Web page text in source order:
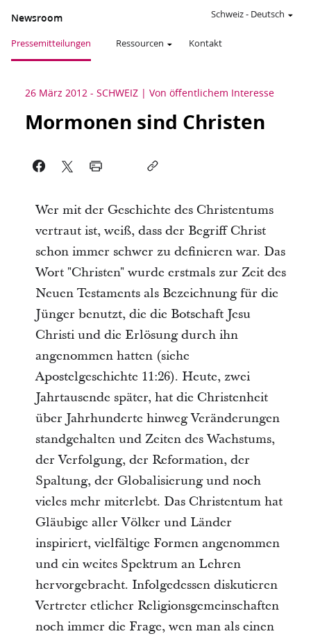
Newsroom
Pressemitteilungen Ressourcen Kontakt
Schweiz- Deutsch
26 März 2012 - SCHWEIZ Von öffentlichem Interesse
Mormonen sind Christen
Wer mit der Geschichte des Christentums
vertraut ist, weiß, dass der Begriff Christ
schon immer schwer zu definieren war. Das
Wort "Christen" wurde erstmals zur Zeit des
Neuen Testaments als Bezeichnung für die
Jünger benutzt, die die Botschaft Jesu
Christi und die Erlösung durch ihn
angenommen hatten (siehe
Apostelgeschichte 11:26). Heute, zwei
Jahrtausende später, hat die Christenheit
über Jahrhunderte hinweg Veränderungen
standgehalten und Zeiten des Wachstums,
der Verfolgung, der Reformation, der
Spaltung, der Globalisierung und noch
vieles mehr miterlebt. Das Christentum hat
Gläubige aller Völker und Länder
inspiriert, vielfältige Formen angenommen
und ein weites Spektrum an Lehren
hervorgebracht. Infolgedessen diskutieren
Vertreter etlicher Religionsgemeinschaften
noch immer die Frage, wen man als einen